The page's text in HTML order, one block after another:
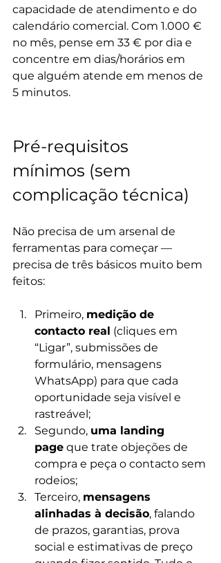
capacidade de atendimento e do
calendário comercial. Com 1.000 €
no mês, pense em 33 € por dia e
concentre em dias/horários em
que alguém atende em menos de
5 minutos.
Pré-requisitos
mínimos (sem
complicação técnica)
Não precisa de um arsenal de
ferramentas para começar —
precisa de três básicos muito bem
feitos:
Primeiro, medição de
contacto real (cliques em
“Ligar”, submissões de
formulário, mensagens
WhatsApp) para que cada
oportunidade seja visível e
rastreável;
Segundo, uma landing
page que trate objeções de
compra e peça o contacto sem
rodeios;
Terceiro, mensagens
alinhadas à decisão, falando
de prazos, garantias, prova
social e estimativas de preço